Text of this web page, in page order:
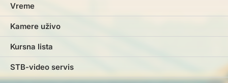
Vreme
Kamere uživo
Kursna lista
STB-video servis